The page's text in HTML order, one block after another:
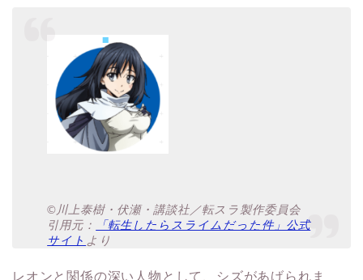
©川上泰樹・伏瀬・講談社／転スラ製作委員会
引用元：
「転生したらスライムだった件」公式
サイト より
レオンと関係の深い人物として、シズがあげられま